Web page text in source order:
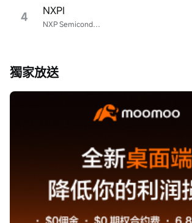
4 NXP Semiconductors
NXPI
獨家放送